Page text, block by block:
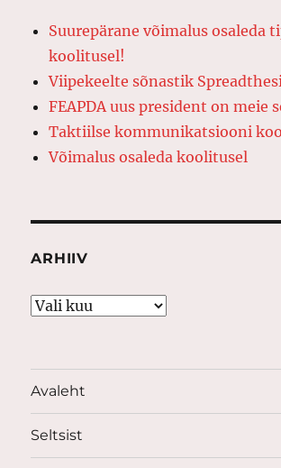
Suurepärane võimalus osaleda
koolitusel!
Viipekeelte sõnastik
FEAPDA uus president on meie
Taktiilse kommunikatsiooni
Võimalus osaleda koolitusel
ARHIIV
Arhiiv
Avaleht
Seltsist